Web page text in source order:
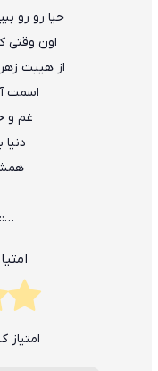
حیا رو رو
اون وقتی
از هیبت
اسمت
غم و
::::…
امتیاز